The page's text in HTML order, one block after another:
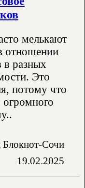
мелькают
отношении
в разных
Это
потому что
огромного
Сочи
19.02.2025